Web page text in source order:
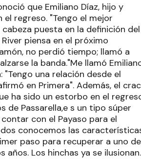
que Emiliano Díaz, hijo y
regreso. "Tengo el mejor
puesta en la definición del
piensa en el próximo
no perdió tiempo; llamó a
la banda."Me llamó
una relación desde el
en Primera". Además, el
ha sido un estorbo en el
Passarella,e s un tipo súper
con el Payaso para el
conocemos las
paso para recuperar a uno de
Los hinchas ya se ilusionan.